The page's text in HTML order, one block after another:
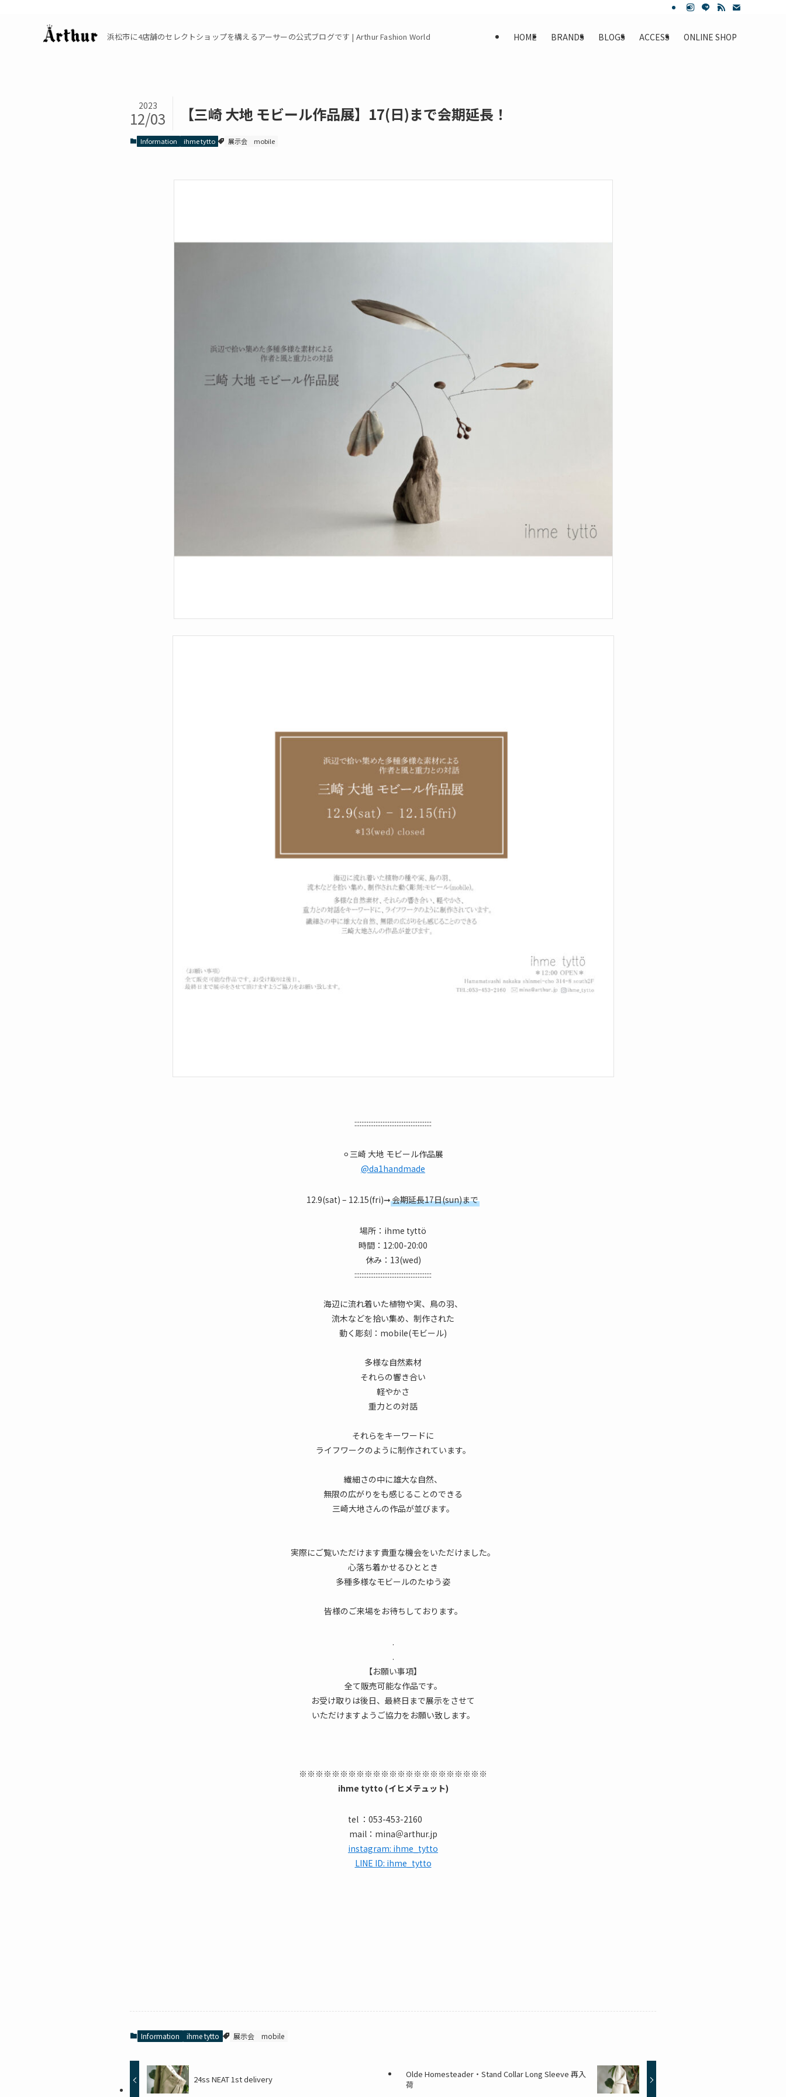
浜松市に4店舗のセレクトショップを構えるアーサーの公式ブログです | Arthur Fashion World HOME BRANDS BLOGS ACCESS ONLINE SHOP
【三崎 大地 モビール作品展】17(日)まで会期延長！
2023
12/03
Information ihme tytto 展示会 mobile
::::::::::::::::::::::::::::::::::::::::::::
⚪︎三崎 大地 モビール作品展
@da1handmade
12.9(sat) – 12.15(fri)➞会期延長17日(sun)まで
場所：ihme tyttö
時間：12:00-20:00
休み：13(wed)
::::::::::::::::::::::::::::::::::::::::::::
海辺に流れ着いた植物や実、鳥の羽、
流木などを拾い集め、制作された
動く彫刻：mobile(モビール)
多様な自然素材
それらの響き合い
軽やかさ
重力との対話
それらをキーワードに
ライフワークのように制作されています。
繊細さの中に雄大な自然、
無限の広がりをも感じることのできる
三崎大地さんの作品が並びます。
実際にご覧いただけます貴重な機会をいただけました。
心落ち着かせるひととき
多種多様なモビールのたゆう姿
皆様のご来場をお待ちしております。
.
.
【お願い事項】
全て販売可能な作品です。
お受け取りは後日、最終日まで展示をさせて
いただけますようご協力をお願い致します。
※※※※※※※※※※※※※※※※※※※※※※※
ihme tytto (イヒメテュット)
tel ：053-453-2160
mail：mina＠arthur.jp
instagram: ihme_tytto
LINE ID: ihme_tytto
Information ihme tytto 展示会 mobile
24ss NEAT 1st delivery
Olde Homesteader・Stand Collar Long Sleeve 再入
荷